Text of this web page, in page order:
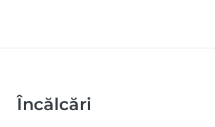
Încălcări